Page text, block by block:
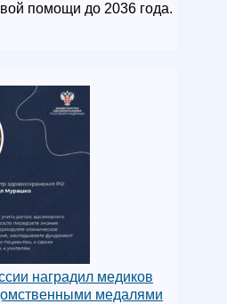
помощи до 2036 года.
наградил медиков
медалями